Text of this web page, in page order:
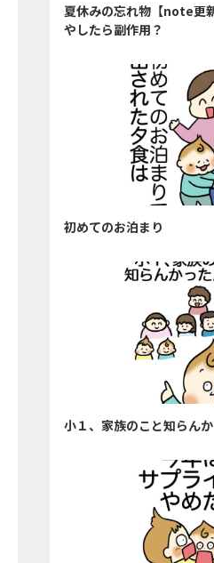
夏休みの忘れ物【note更
やしたら副作用？
初めてのお泊まり
小１、家族のこと知らん